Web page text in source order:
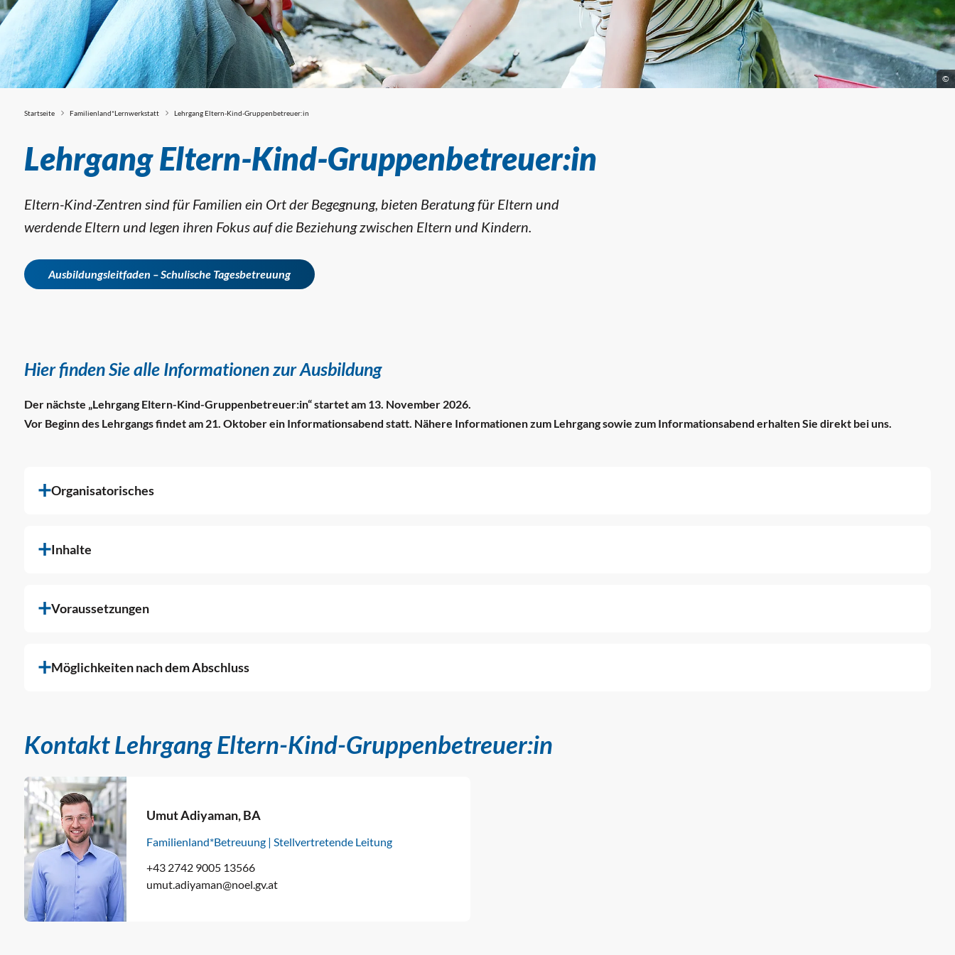
©
Lehrgang Eltern-Kind-Gruppenbetreuer:in
Startseite Familienland*Lernwerkstatt Lehrgang Eltern-Kind-Gruppenbetreuer:in
Lehrgang Eltern-Kind-Gruppenbetreuer:in
Eltern-Kind-Zentren sind für Familien ein Ort der Begegnung, bieten Beratung für Eltern und
werdende Eltern und legen ihren Fokus auf die Beziehung zwischen Eltern und Kindern.
Ausbildungsleitfaden – Schulische Tagesbetreuung
Hier finden Sie alle Informationen zur Ausbildung
Der nächste „Lehrgang Eltern-Kind-Gruppenbetreuer:in“ startet am 13. November 2026.
Vor Beginn des Lehrgangs findet am 21. Oktober ein Informationsabend statt. Nähere Informationen zum Lehrgang sowie zum Informationsabend erhalten Sie direkt bei uns.
Organisatorisches
Inhalte
Voraussetzungen
Möglichkeiten nach dem Abschluss
Kontakt Lehrgang Eltern-Kind-Gruppenbetreuer:in
Umut Adiyaman, BA
Familienland*Betreuung | Stellvertretende Leitung
+43 2742 9005 13566
umut.adiyaman@noel.gv.at